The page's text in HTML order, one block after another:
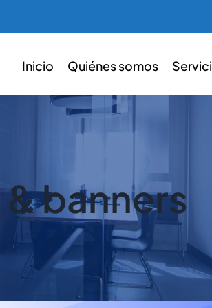
Inicio Quiénes somos
& banners